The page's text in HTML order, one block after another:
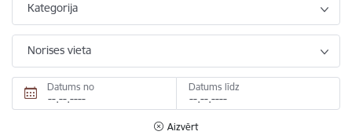
Kategorija
Norises vieta
Datums no Datums līdz
Aizvērt